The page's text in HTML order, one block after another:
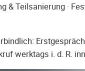
& Teilsanierung ·
werktags i. d. R.